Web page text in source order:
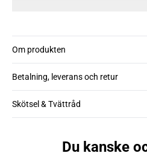
Om produkten
Betalning, leverans och retur
Skötsel & Tvättråd
Du kanske